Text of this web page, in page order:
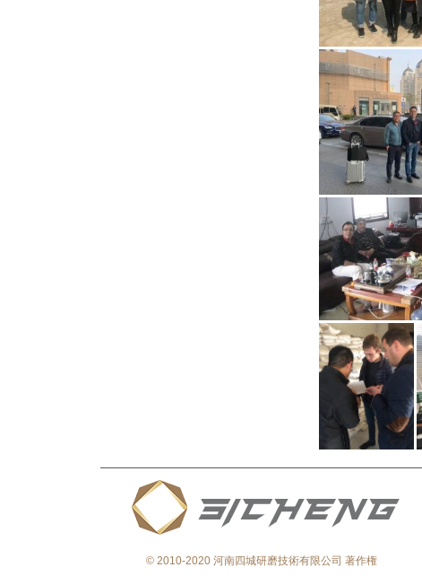
© 2010-2020 河南四城研磨技術有限公司 著作権